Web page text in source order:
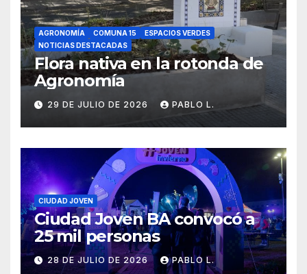
AGRONOMÍA COMUNA 15
ESPACIOS VERDES
NOTICIAS DESTACADAS
Flora nativa en la rotonda de
Agronomía
29 DE JULIO DE 2026 PABLO L.
CIUDAD JOVEN
Ciudad Joven BA convocó a
25 mil personas
28 DE JULIO DE 2026 PABLO L.